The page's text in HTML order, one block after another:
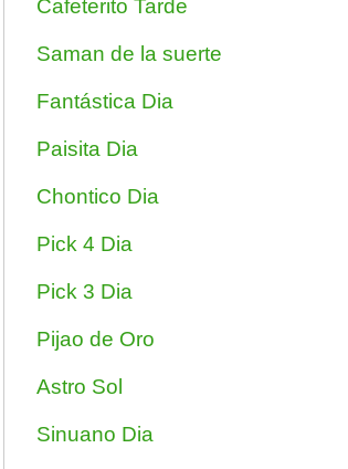
Cafeterito Tarde
Saman de la suerte
Fantástica Dia
Paisita Dia
Chontico Dia
Pick 4 Dia
Pick 3 Dia
Pijao de Oro
Astro Sol
Sinuano Dia